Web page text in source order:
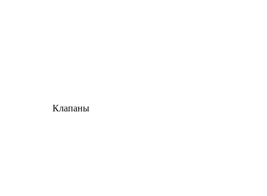
Клапаны